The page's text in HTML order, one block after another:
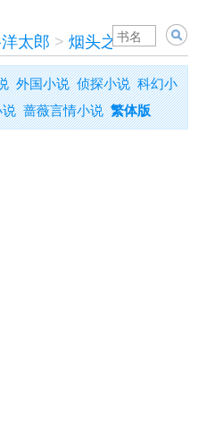
太郎 > 烟头之证
外国小说 侦探小说 科幻小
说 蔷薇言情小说 繁体版